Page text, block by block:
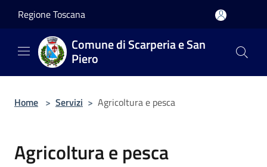
Regione Toscana
Comune di Scarperia e San
Piero
Home > Servizi > Agricoltura e pesca
Agricoltura e pesca